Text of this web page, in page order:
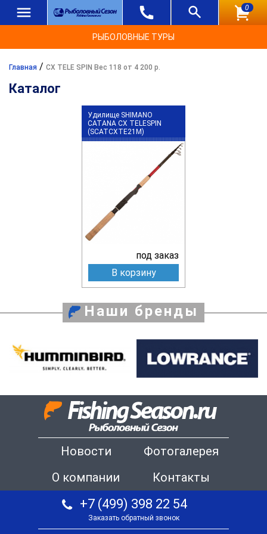
0
РЫБОЛОВНЫЕ ТУРЫ
Главная / CX TELE SPIN Вес 118 от 4 200 р.
Каталог
Удилище SHIMANO
CATANA CX TELESPIN
(SCATCXTE21M)
под заказ
В корзину
Наши бренды
Новости
Фотогалерея
О компании
Контакты
+7 (499) 398 22 54
Заказать обратный звонок